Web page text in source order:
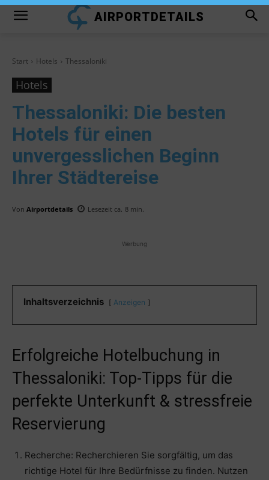
AIRPORTDETAILS
Start Hotels Thessaloniki
Hotels
Thessaloniki: Die besten
Hotels für einen
unvergesslichen Beginn
Ihrer Städtereise
Von Airportdetails Lesezeit ca. 8 min.
Werbung
Inhaltsverzeichnis Anzeigen
Erfolgreiche Hotelbuchung in
Thessaloniki: Top-Tipps für die
perfekte Unterkunft & stressfreie
Reservierung
Recherche: Recherchieren Sie sorgfältig, um das
richtige Hotel für Ihre Bedürfnisse zu finden. Nutzen